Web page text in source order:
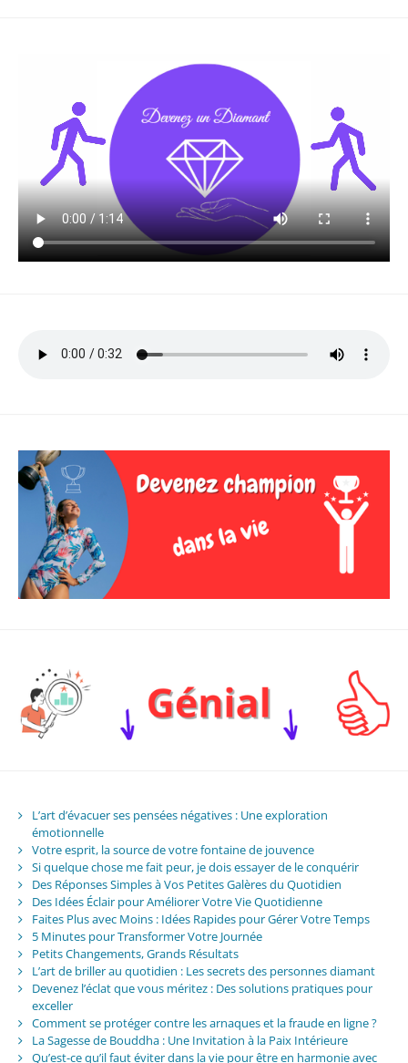
L’art d’évacuer ses pensées négatives : Une exploration
émotionnelle
Votre esprit, la source de votre fontaine de jouvence
Si quelque chose me fait peur, je dois essayer de le conquérir
Des Réponses Simples à Vos Petites Galères du Quotidien
Des Idées Éclair pour Améliorer Votre Vie Quotidienne
Faites Plus avec Moins : Idées Rapides pour Gérer Votre Temps
5 Minutes pour Transformer Votre Journée
Petits Changements, Grands Résultats
L’art de briller au quotidien : Les secrets des personnes diamant
Devenez l’éclat que vous méritez : Des solutions pratiques pour
exceller
Comment se protéger contre les arnaques et la fraude en ligne ?
La Sagesse de Bouddha : Une Invitation à la Paix Intérieure
Qu’est-ce qu’il faut éviter dans la vie pour être en harmonie avec